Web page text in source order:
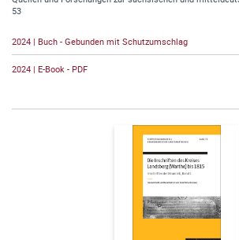
53
2024 | Buch - Gebunden mit Schutzumschlag
2024 | E-Book - PDF